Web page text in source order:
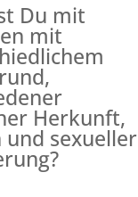
Du mit
mit
Herkunft,
und sexueller